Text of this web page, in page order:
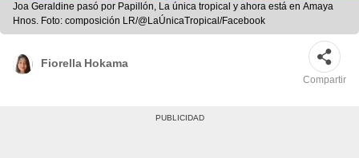
Joa Geraldine pasó por Papillón, La única tropical y ahora está en Amaya
Hnos. Foto: composición LR/@LaÚnicaTropical/Facebook
Fiorella Hokama
Compartir